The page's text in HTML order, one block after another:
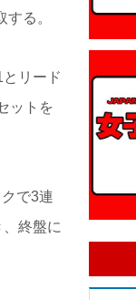
る。
リード
ットを
で3連
終盤に